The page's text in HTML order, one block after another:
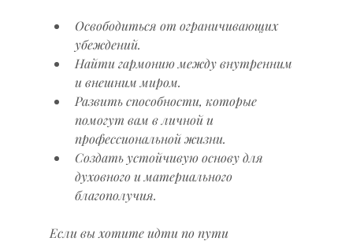
Освободиться от ограничивающих
убеждений.
Найти гармонию между внутренним
и внешним миром.
Развить способности, которые
помогут вам в личной и
профессиональной жизни.
Создать устойчивую основу для
духовного и материального
благополучия.
Если вы хотите идти по пути